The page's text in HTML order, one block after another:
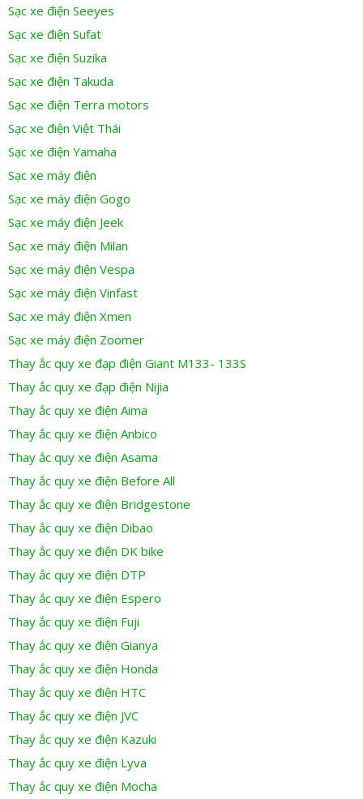
Sạc xe điện Seeyes
Sạc xe điện Sufat
Sạc xe điện Suzika
Sạc xe điện Takuda
Sạc xe điện Terra motors
Sạc xe điện Việt Thái
Sạc xe điện Yamaha
Sạc xe máy điện
Sạc xe máy điện Gogo
Sạc xe máy điện Jeek
Sạc xe máy điện Milan
Sạc xe máy điện Vespa
Sạc xe máy điện Vinfast
Sạc xe máy điện Xmen
Sạc xe máy điện Zoomer
Thay ắc quy xe đạp điện Giant M133- 133S
Thay ắc quy xe đạp điện Nijia
Thay ắc quy xe điện Aima
Thay ắc quy xe điện Anbico
Thay ắc quy xe điện Asama
Thay ắc quy xe điện Before All
Thay ắc quy xe điện Bridgestone
Thay ắc quy xe điện Dibao
Thay ắc quy xe điện DK bike
Thay ắc quy xe điện DTP
Thay ắc quy xe điện Espero
Thay ắc quy xe điện Fuji
Thay ắc quy xe điện Gianya
Thay ắc quy xe điện Honda
Thay ắc quy xe điện HTC
Thay ắc quy xe điện JVC
Thay ắc quy xe điện Kazuki
Thay ắc quy xe điện Lyva
Thay ắc quy xe điện Mocha